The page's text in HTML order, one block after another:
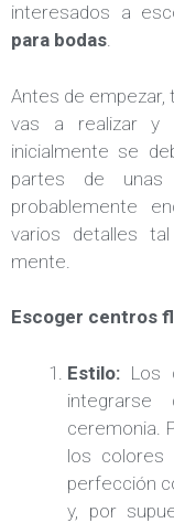
interesados a
para bodas.
Antes de empezar,
vas a realizar y
inicialmente se
partes de
probablemente
varios detalles
mente.
Escoger centros
Estilo: Los
ceremonia.
los colores
perfección
y, por